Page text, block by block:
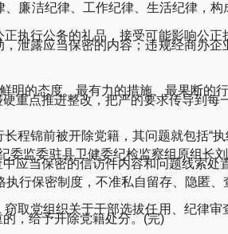
洁纪律、工作纪律、生活纪律，构
行公务的礼品，接受可能影响公正
泄露应当保密的内容；违规经商办
态度、最有力的措施、最果断的行
重点推进整改，把严的要求传导到每
锦前被开除党籍，其问题就包括“执
委驻县卫健委纪检监察组原组长刘
应当保密的信访件内容和问题线索处
保密制度，不准私自留存、隐匿、
党组织关于干部选拔任用、纪律审
，给予开除党籍处分。(完)